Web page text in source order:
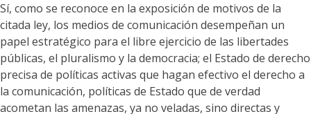
Sí, como se reconoce en la exposición de motivos de la
citada ley, los medios de comunicación desempeñan un
papel estratégico para el libre ejercicio de las libertades
públicas, el pluralismo y la democracia; el Estado de derecho
precisa de políticas activas que hagan efectivo el derecho a
la comunicación, políticas de Estado que de verdad
acometan las amenazas, ya no veladas, sino directas y